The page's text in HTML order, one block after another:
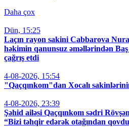
Daha çox
Dün, 15:25
Laçın rayon sakini Cabbarova
həkimin qanunsuz əməllərindən
çağrış etdi
4-08-2026, 15:54
"Qaçqınkom"dan Xocalı
4-08-2026, 23:39
Şəhid ailəsi Qaçqınkom sədri
“Bizi təhqir edərək otağından